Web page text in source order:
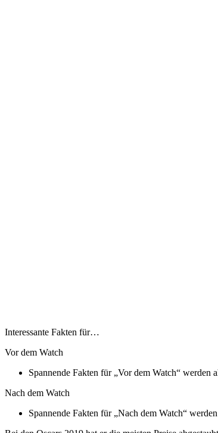
Interessante Fakten für…
Vor dem Watch
Spannende Fakten für „Vor dem Watch“
Nach dem Watch
Spannende Fakten für „Nach dem Watch“